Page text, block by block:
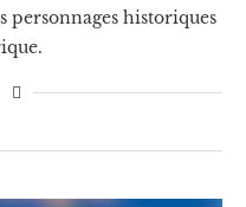
historiques